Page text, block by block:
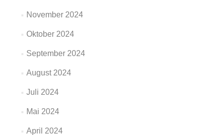
November 2024
Oktober 2024
September 2024
August 2024
Juli 2024
Mai 2024
April 2024